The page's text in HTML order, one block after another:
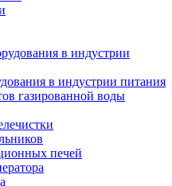
в индустрии питания
газированной воды
печей